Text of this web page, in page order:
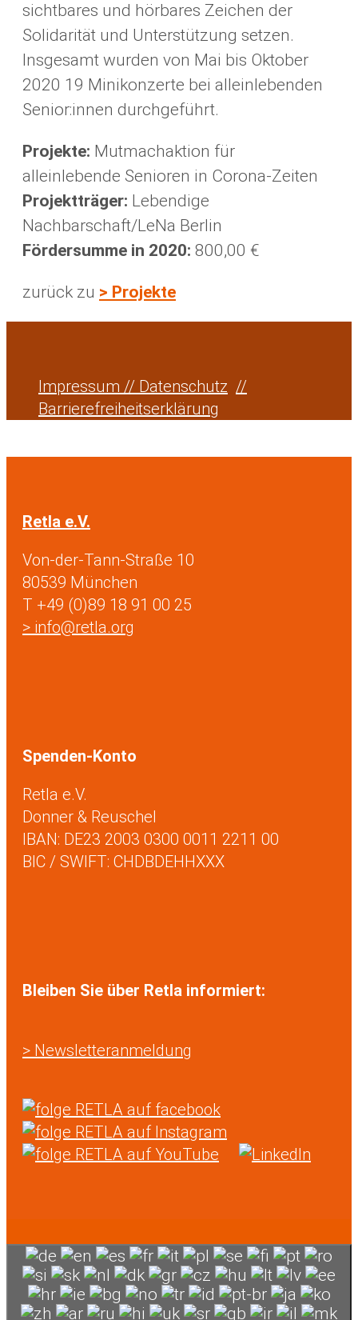
sichtbares und hörbares Zeichen der
Solidarität und Unterstützung setzen.
Insgesamt wurden von Mai bis Oktober
2020 19 Minikonzerte bei alleinlebenden
Senior:innen durchgeführt.
Projekte: Mutmachaktion für
alleinlebende Senioren in Corona-Zeiten
Projektträger: Lebendige
Nachbarschaft/LeNa Berlin
Fördersumme in 2020: 800,00 €
zurück zu > Projekte
Impressum // Datenschutz //
Barrierefreiheitserklärung
Retla e.V.
Von-der-Tann-Straße 10
80539 München
T +49 (0)89 18 91 00 25
> info@retla.org
Spenden-Konto
Retla e.V.
Donner & Reuschel
IBAN: DE23 2003 0300 0011 2211 00
BIC / SWIFT: CHDBDEHHXXX
Bleiben Sie über Retla informiert:
> Newsletteranmeldung